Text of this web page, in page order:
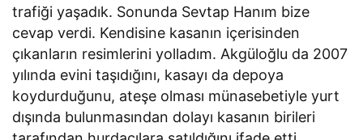
trafiği yaşadık. Sonunda Sevtap Hanım bize
cevap verdi. Kendisine kasanın içerisinden
çıkanların resimlerini yolladım. Akgüloğlu da 2007
yılında evini taşıdığını, kasayı da depoya
koydurduğunu, ateşe olması münasebetiyle yurt
dışında bulunmasından dolayı kasanın birileri